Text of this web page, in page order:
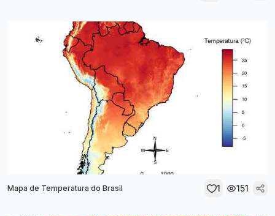
Mapa de Temperatura do Brasil 1 151